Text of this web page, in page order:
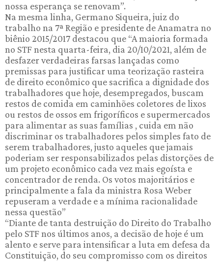
nossa esperança se renovam”.
Na mesma linha, Germano Siqueira, juiz do
trabalho na 7ª Região e presidente de Anamatra no
biênio 2015/2017 destacou que “A maioria formada
no STF nesta quarta-feira, dia 20/10/2021, além de
desfazer verdadeiras farsas lançadas como
premissas para justificar uma teorização rasteira
de direito econômico que sacrifica a dignidade dos
trabalhadores que hoje, desempregados, buscam
restos de comida em caminhões coletores de lixos
ou restos de ossos em frigoríficos e supermercados
para alimentar as suas famílias , cuida em não
discriminar os trabalhadores pelos simples fato de
serem trabalhadores, justo aqueles que jamais
poderiam ser responsabilizados pelas distorções de
um projeto econômico cada vez mais egoísta e
concentrador de renda. Os votos majoritários e
principalmente a fala da ministra Rosa Weber
repuseram a verdade e a mínima racionalidade
nessa questão”
“Diante de tanta destruição do Direito do Trabalho
pelo STF nos últimos anos, a decisão de hoje é um
alento e serve para intensificar a luta em defesa da
Constituição, do seu compromisso com os direitos